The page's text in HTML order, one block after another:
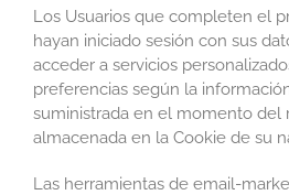
Los Usuarios que completen el
hayan iniciado sesión con sus
acceder a servicios
preferencias según la
suministrada en el momento del
almacenada en la Cookie de su
Las herramientas de email-